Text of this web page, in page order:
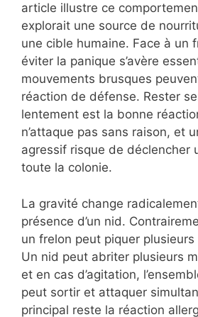
article illustre ce
explorait une source de
une cible humaine. Face à un
éviter la panique s’avère
mouvements brusques
réaction de défense. Rester
lentement est la bonne
n’attaque pas sans raison, et
agressif risque de déclencher
toute la colonie.
La gravité change
présence d’un nid.
un frelon peut piquer
Un nid peut abriter plusieurs
et en cas d’agitation,
peut sortir et attaquer
principal reste la réaction